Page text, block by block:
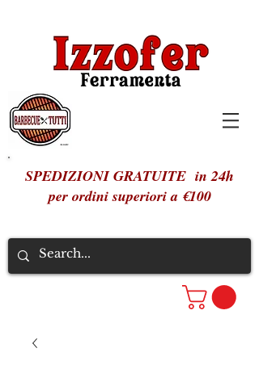
SPEDIZIONI GRATUITE in 24h
per ordini superiori a €100